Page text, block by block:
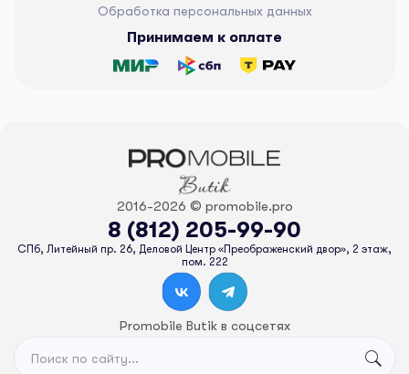
Обработка персональных данных
Принимаем к оплате
2016-2026 © promobile.pro
8 (812) 205-99-90
СПб, Литейный пр. 26, Деловой Центр «Преображенский двор», 2 этаж,
пом. 222
Promobile Butik в соцсетях